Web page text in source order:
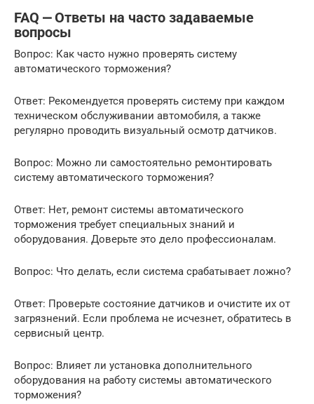
FAQ ⎼ Ответы на часто задаваемые
вопросы
Вопрос: Как часто нужно проверять систему
автоматического торможения?
Ответ: Рекомендуется проверять систему при каждом
техническом обслуживании автомобиля, а также
регулярно проводить визуальный осмотр датчиков.
Вопрос: Можно ли самостоятельно ремонтировать
систему автоматического торможения?
Ответ: Нет, ремонт системы автоматического
торможения требует специальных знаний и
оборудования. Доверьте это дело профессионалам.
Вопрос: Что делать, если система срабатывает ложно?
Ответ: Проверьте состояние датчиков и очистите их от
загрязнений. Если проблема не исчезнет, обратитесь в
сервисный центр.
Вопрос: Влияет ли установка дополнительного
оборудования на работу системы автоматического
торможения?